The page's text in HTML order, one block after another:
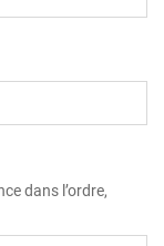
dans l’ordre,